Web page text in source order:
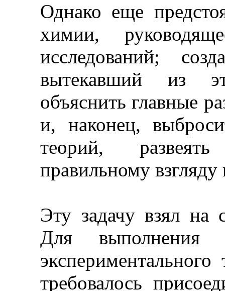
Однако еще
химии,
исследований;
вытекавший из
объяснить главные
и, наконец,
теорий,
правильному
Эту задачу взял на
Для выполнения
требовалось